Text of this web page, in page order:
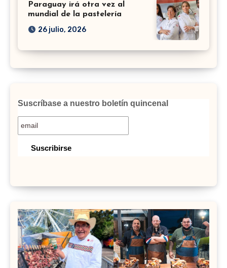
Paraguay irá otra vez al
mundial de la pastelería
26 julio, 2026
Suscríbase a nuestro boletín quincenal